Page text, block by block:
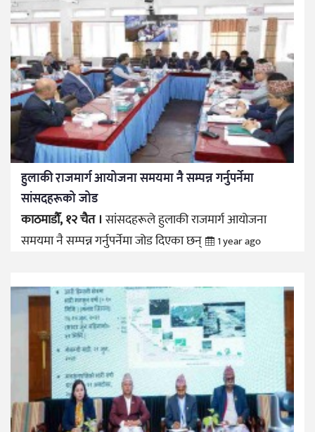
हुलाकी राजमार्ग आयोजना समयमा नै सम्पन्न गर्नुपर्नेमा
सांसदहरूको जोड
काठमाडौँ, १२ चैत ।सांसदहरूले हुलाकी राजमार्ग आयोजना
समयमा नै सम्पन्न गर्नुपर्नेमा जोड दिएका छन्
1 year ago